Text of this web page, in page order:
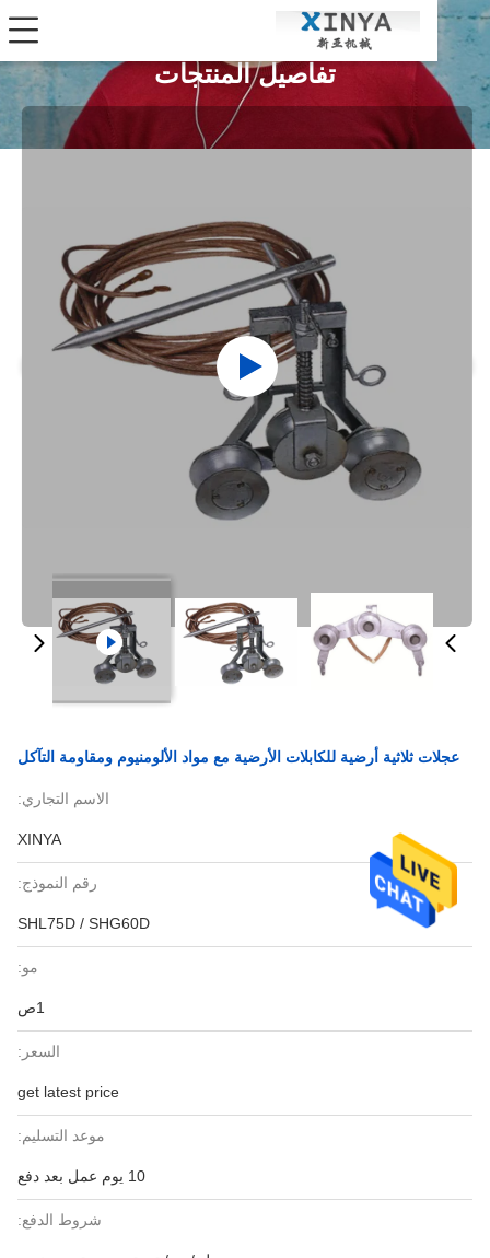
تفاصيل المنتجات
عجلات ثلاثية أرضية للكابلات الأرضية مع مواد الألومنيوم ومقاومة التآكل
الاسم التجاري:
XINYA
رقم النموذج:
SHL75D / SHG60D
السعر:
get latest price
موعد التسليم:
شروط الدفع: